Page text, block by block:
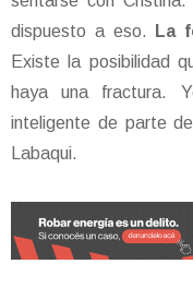
dispuesto a eso. La
Existe la posibilidad
haya una fractura.
inteligente de parte
Labaqui.